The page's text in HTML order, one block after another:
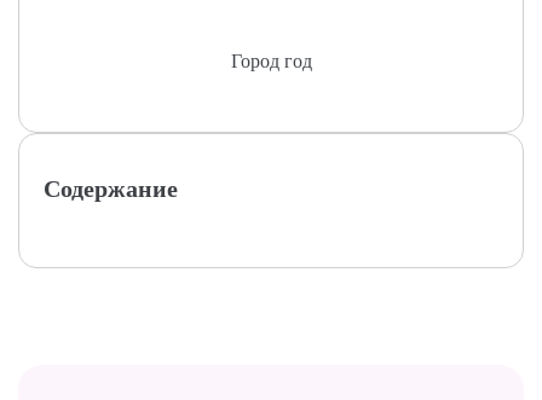
Город год
Содержание